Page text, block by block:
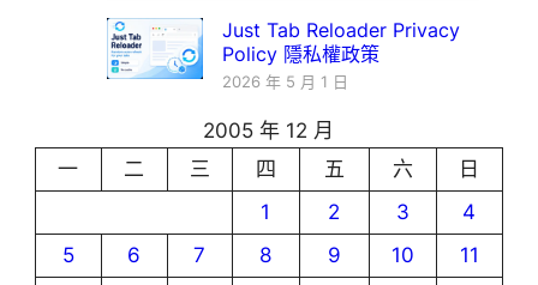
Just Tab Reloader Privacy
Policy 隱私權政策
2026 年 5 月 1 日
2005 年 12 月
一
二 三 四 五 六
日
1
2 3
4
5
6 7 8 9 10
11